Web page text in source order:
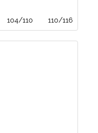
104/110 110/116